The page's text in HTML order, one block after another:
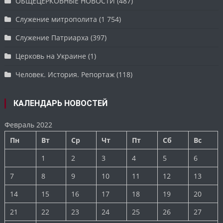
Служение митрополита (1 754)
Служение Патриарха (397)
Церковь на Украине (1)
Человек. История. Репортаж (118)
КАЛЕНДАРЬ НОВОСТЕЙ
Февраль 2022
Пн
Вт Ср Чт Пт Сб
Вс
1
2 3 4 5
6
7
8 9 10 11 12
13
14
15 16 17 18 19
20
21
22 23 24 25 26 27